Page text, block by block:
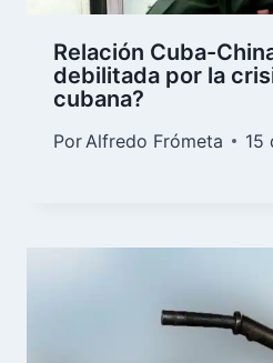
Relación Cuba-
debilitada por la
cubana?
Por Alfredo Frómeta 15